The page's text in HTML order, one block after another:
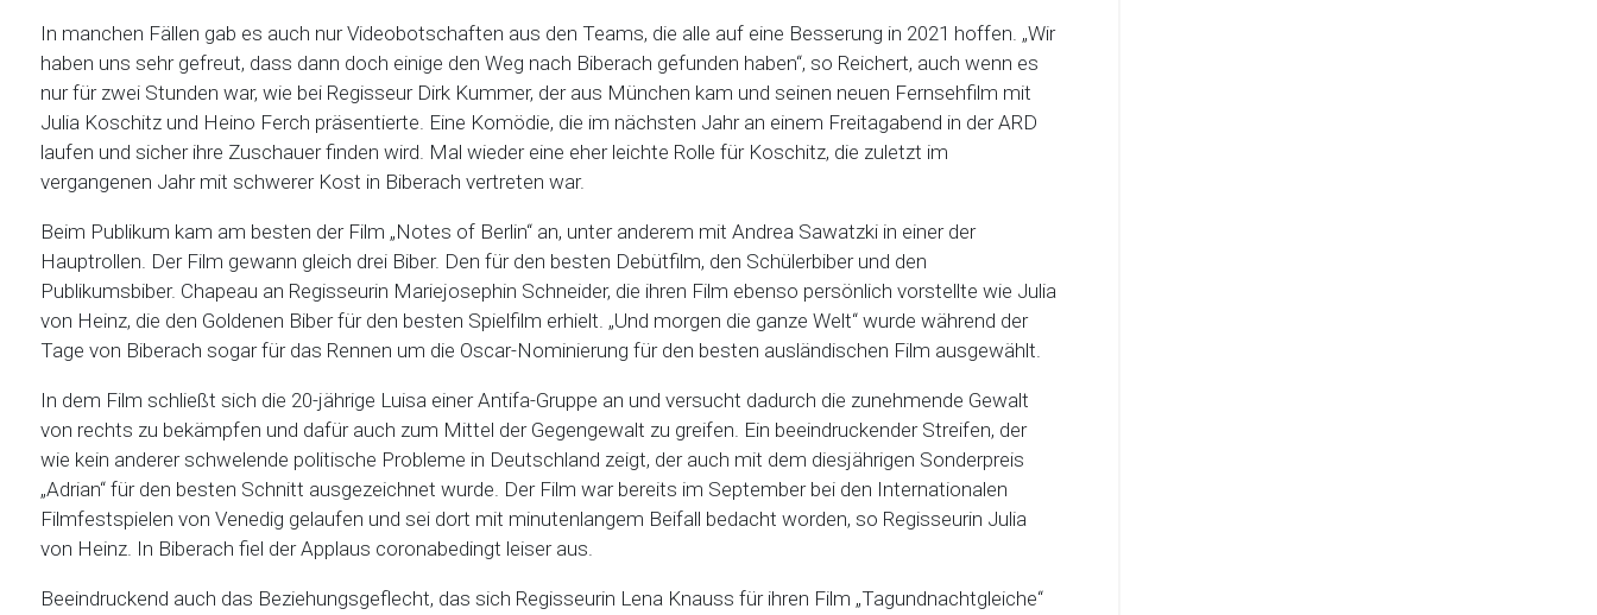
In manchen Fällen gab es auch nur Videobotschaften aus den Teams, die alle auf eine Besserung in 2021 hoffen. „Wir
haben uns sehr gefreut, dass dann doch einige den Weg nach Biberach gefunden haben“, so Reichert, auch wenn es
nur für zwei Stunden war, wie bei Regisseur Dirk Kummer, der aus München kam und seinen neuen Fernsehfilm mit
Julia Koschitz und Heino Ferch präsentierte. Eine Komödie, die im nächsten Jahr an einem Freitagabend in der ARD
laufen und sicher ihre Zuschauer finden wird. Mal wieder eine eher leichte Rolle für Koschitz, die zuletzt im
vergangenen Jahr mit schwerer Kost in Biberach vertreten war.
Beim Publikum kam am besten der Film „Notes of Berlin“ an, unter anderem mit Andrea Sawatzki in einer der
Hauptrollen. Der Film gewann gleich drei Biber. Den für den besten Debütfilm, den Schülerbiber und den
Publikumsbiber. Chapeau an Regisseurin Mariejosephin Schneider, die ihren Film ebenso persönlich vorstellte wie Julia
von Heinz, die den Goldenen Biber für den besten Spielfilm erhielt. „Und morgen die ganze Welt“ wurde während der
Tage von Biberach sogar für das Rennen um die Oscar-Nominierung für den besten ausländischen Film ausgewählt.
In dem Film schließt sich die 20-jährige Luisa einer Antifa-Gruppe an und versucht dadurch die zunehmende Gewalt
von rechts zu bekämpfen und dafür auch zum Mittel der Gegengewalt zu greifen. Ein beeindruckender Streifen, der
wie kein anderer schwelende politische Probleme in Deutschland zeigt, der auch mit dem diesjährigen Sonderpreis
„Adrian“ für den besten Schnitt ausgezeichnet wurde. Der Film war bereits im September bei den Internationalen
Filmfestspielen von Venedig gelaufen und sei dort mit minutenlangem Beifall bedacht worden, so Regisseurin Julia
von Heinz. In Biberach fiel der Applaus coronabedingt leiser aus.
Beeindruckend auch das Beziehungsgeflecht, das sich Regisseurin Lena Knauss für ihren Film „Tagundnachtgleiche“